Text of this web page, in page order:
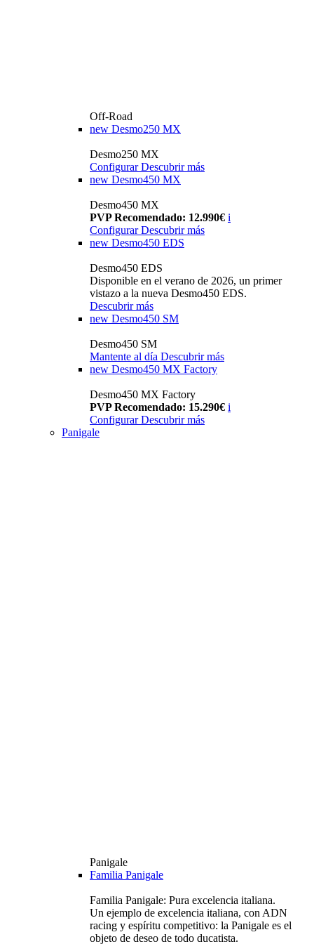
Off-Road
new Desmo250 MX
Desmo250 MX
Configurar Descubrir más
new Desmo450 MX
Desmo450 MX
PVP Recomendado: 12.990€ i
Configurar Descubrir más
new Desmo450 EDS
Desmo450 EDS
Disponible en el verano de 2026, un primer
vistazo a la nueva Desmo450 EDS.
Descubrir más
new Desmo450 SM
Desmo450 SM
Mantente al día Descubrir más
new Desmo450 MX Factory
Desmo450 MX Factory
PVP Recomendado: 15.290€ i
Configurar Descubrir más
Panigale
Panigale
Familia Panigale
Familia Panigale: Pura excelencia italiana.
Un ejemplo de excelencia italiana, con ADN
racing y espíritu competitivo: la Panigale es el
objeto de deseo de todo ducatista.